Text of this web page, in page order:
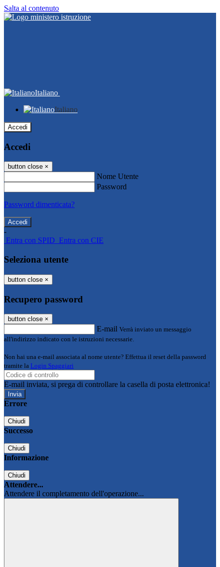
Salta al contenuto
Italiano
Italiano
Accedi
Accedi
button close ×
Nome Utente
Password
Password dimenticata?
-
Entra con SPID Entra con CIE
Seleziona utente
button close ×
Recupero password
button close ×
E-mail Verrà inviato un messaggio
all'indirizzo indicato con le istruzioni necessarie.
Non hai una e-mail associata al nome utente? Effettua il reset della password
tramite la Login Spaggiari
E-mail inviata, si prega di controllare la casella di posta elettronica!
Errore
Chiudi
Successo
Chiudi
Informazione
Chiudi
Attendere...
Attendere il completamento dell'operazione...